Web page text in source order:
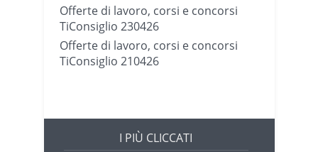
Offerte di lavoro, corsi e concorsi
TiConsiglio 230426
Offerte di lavoro, corsi e concorsi
TiConsiglio 210426
I PIÙ CLICCATI